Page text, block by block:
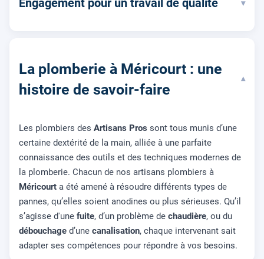
Engagement pour un travail de qualité ▾
La plomberie à Méricourt : une
histoire de savoir-faire
▾
Les plombiers des Artisans Pros sont tous munis d’une
certaine dextérité de la main, alliée à une parfaite
connaissance des outils et des techniques modernes de
la plomberie. Chacun de nos artisans plombiers à
Méricourt a été amené à résoudre différents types de
pannes, qu’elles soient anodines ou plus sérieuses. Qu’il
s’agisse d'une fuite, d’un problème de chaudière, ou du
débouchage d’une canalisation, chaque intervenant sait
adapter ses compétences pour répondre à vos besoins.